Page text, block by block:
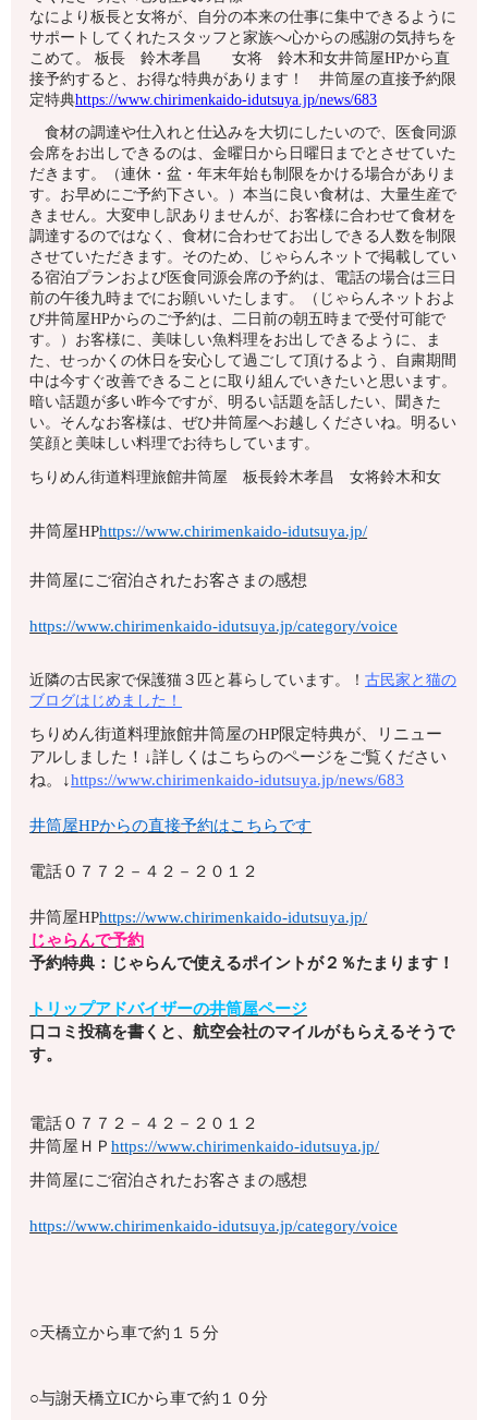
なにより板長と女将が、自分の本来の仕事に集中できるように
サポートしてくれたスタッフと家族へ心からの感謝の気持ちを
こめて。 板長 鈴木孝昌 女将 鈴木和女井筒屋HPから直
接予約すると、お得な特典があります！ 井筒屋の直接予約限
定特典https://www.chirimenkaido-idutsuya.jp/news/683
食材の調達や仕入れと仕込みを大切にしたいので、医食同源
会席をお出しできるのは、金曜日から日曜日までとさせていた
だきます。（連休・盆・年末年始も制限をかける場合がありま
す。お早めにご予約下さい。）本当に良い食材は、大量生産で
きません。大変申し訳ありませんが、お客様に合わせて食材を
調達するのではなく、食材に合わせてお出しできる人数を制限
させていただきます。そのため、じゃらんネットで掲載してい
る宿泊プランおよび医食同源会席の予約は、電話の場合は三日
前の午後九時までにお願いいたします。（じゃらんネットおよ
び井筒屋HPからのご予約は、二日前の朝五時まで受付可能で
す。）お客様に、美味しい魚料理をお出しできるように、ま
た、せっかくの休日を安心して過ごして頂けるよう、自粛期間
中は今すぐ改善できることに取り組んでいきたいと思います。
暗い話題が多い昨今ですが、明るい話題を話したい、聞きた
い。そんなお客様は、ぜひ井筒屋へお越しくださいね。明るい
笑顔と美味しい料理でお待ちしています。
ちりめん街道料理旅館井筒屋 板長鈴木孝昌 女将鈴木和女
井筒屋HPhttps://www.chirimenkaido-idutsuya.jp/
井筒屋にご宿泊されたお客さまの感想
https://www.chirimenkaido-idutsuya.jp/category/voice
近隣の古民家で保護猫３匹と暮らしています。！古民家と猫の
ブログはじめました！
ちりめん街道料理旅館井筒屋のHP限定特典が、リニュー
アルしました！↓詳しくはこちらのページをご覧ください
ね。↓https://www.chirimenkaido-idutsuya.jp/news/683
井筒屋HPからの直接予約はこちらです
電話０７７２－４２－２０１２
井筒屋HPhttps://www.chirimenkaido-idutsuya.jp/
じゃらんで予約
予約特典：じゃらんで使えるポイントが２％たまります！
トリップアドバイザーの井筒屋ページ
口コミ投稿を書くと、航空会社のマイルがもらえるそうで
す。
電話０７７２－４２－２０１２
井筒屋ＨＰhttps://www.chirimenkaido-idutsuya.jp/
井筒屋にご宿泊されたお客さまの感想
https://www.chirimenkaido-idutsuya.jp/category/voice
○天橋立から車で約１５分
○与謝天橋立ICから車で約１０分